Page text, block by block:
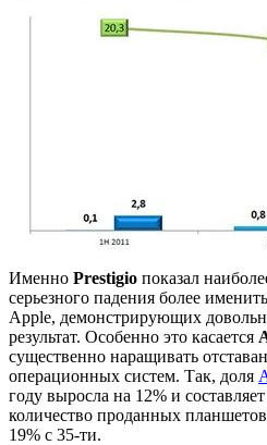
Именно Prestigio показал
серьезного падения более
Apple, демонстрирующих
результат. Особенно это касается
существенно наращивать
операционных систем. Так, доля
году выросла на 12% и
количество проданных планшетов
19% с 35-ти.